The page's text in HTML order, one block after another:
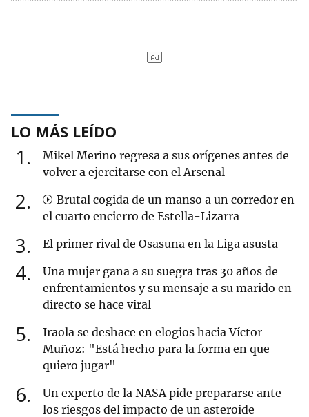
LO MÁS LEÍDO
1
Mikel Merino regresa a sus orígenes antes de
volver a ejercitarse con el Arsenal
2
Brutal cogida de un manso a un corredor en
el cuarto encierro de Estella-Lizarra
3 El primer rival de Osasuna en la Liga asusta
4
Una mujer gana a su suegra tras 30 años de
enfrentamientos y su mensaje a su marido en
directo se hace viral
5
Iraola se deshace en elogios hacia Víctor
Muñoz: "Está hecho para la forma en que
quiero jugar"
6
Un experto de la NASA pide prepararse ante
los riesgos del impacto de un asteroide